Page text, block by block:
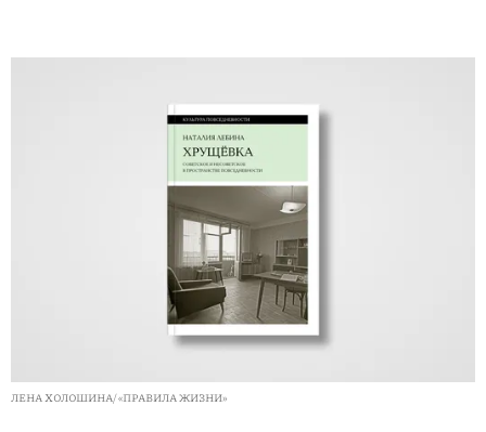
ЛЕНА ХОЛОШИНА/ «ПРАВИЛА ЖИЗНИ»